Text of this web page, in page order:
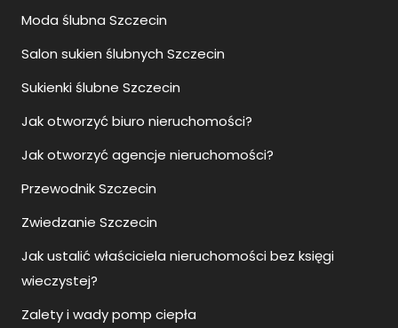
Moda ślubna Szczecin
Salon sukien ślubnych Szczecin
Sukienki ślubne Szczecin
Jak otworzyć biuro nieruchomości?
Jak otworzyć agencje nieruchomości?
Przewodnik Szczecin
Zwiedzanie Szczecin
Jak ustalić właściciela nieruchomości bez księgi
wieczystej?
Zalety i wady pomp ciepła